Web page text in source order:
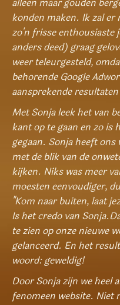
konden maken. Ik zal er
zo'n frisse enthousiaste
anders deed) graag
weer teleurgesteld,
behorende Google
aansprekende
Met Sonja leek het van
kant op te gaan en zo is
gegaan. Sonja heeft ons
met de blik van de
kijken. Niks was meer
moesten eenvoudiger,
"Kom naar buiten, laat
Is het credo van
te zien op onze nieuwe
gelanceerd. En het
woord: geweldig!
Door Sonja zijn we heel
fenomeen website. Niet